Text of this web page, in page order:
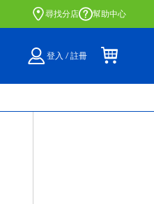
門店自取服務 網上購買並在店內
尋找分店 幫助中心
登入 / 註冊